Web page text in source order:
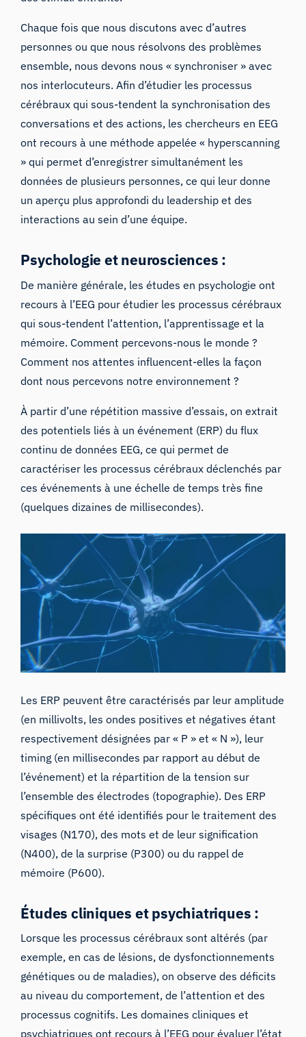
Chaque fois que nous discutons avec d’autres
personnes ou que nous résolvons des problèmes
ensemble, nous devons nous « synchroniser » avec
nos interlocuteurs. Afin d’étudier les processus
cérébraux qui sous-tendent la synchronisation des
conversations et des actions, les chercheurs en EEG
ont recours à une méthode appelée « hyperscanning
» qui permet d’enregistrer simultanément les
données de plusieurs personnes, ce qui leur donne
un aperçu plus approfondi du leadership et des
interactions au sein d’une équipe.
Psychologie et neurosciences :
De manière générale, les études en psychologie ont
recours à l’EEG pour étudier les processus cérébraux
qui sous-tendent l’attention, l’apprentissage et la
mémoire. Comment percevons-nous le monde ?
Comment nos attentes influencent-elles la façon
dont nous percevons notre environnement ?
À partir d’une répétition massive d’essais, on extrait
des potentiels liés à un événement (ERP) du flux
continu de données EEG, ce qui permet de
caractériser les processus cérébraux déclenchés par
ces événements à une échelle de temps très fine
(quelques dizaines de millisecondes).
Les ERP peuvent être caractérisés par leur amplitude
(en millivolts, les ondes positives et négatives étant
respectivement désignées par « P » et « N »), leur
timing (en millisecondes par rapport au début de
l’événement) et la répartition de la tension sur
l’ensemble des électrodes (topographie). Des ERP
spécifiques ont été identifiés pour le traitement des
visages (N170), des mots et de leur signification
(N400), de la surprise (P300) ou du rappel de
mémoire (P600).
Études cliniques et psychiatriques :
Lorsque les processus cérébraux sont altérés (par
exemple, en cas de lésions, de dysfonctionnements
génétiques ou de maladies), on observe des déficits
au niveau du comportement, de l’attention et des
processus cognitifs. Les domaines cliniques et
psychiatriques ont recours à l’EEG pour évaluer l’état